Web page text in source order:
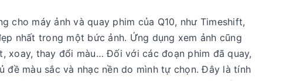
cho máy ảnh và quay phim của Q10, như Timeshift,
nhất trong một bức ảnh. Ứng dụng xem ảnh cũng
xoay, thay đổi màu… Đối với các đoạn phim đã quay,
màu sắc và nhạc nền do mình tự chọn. Đây là tính